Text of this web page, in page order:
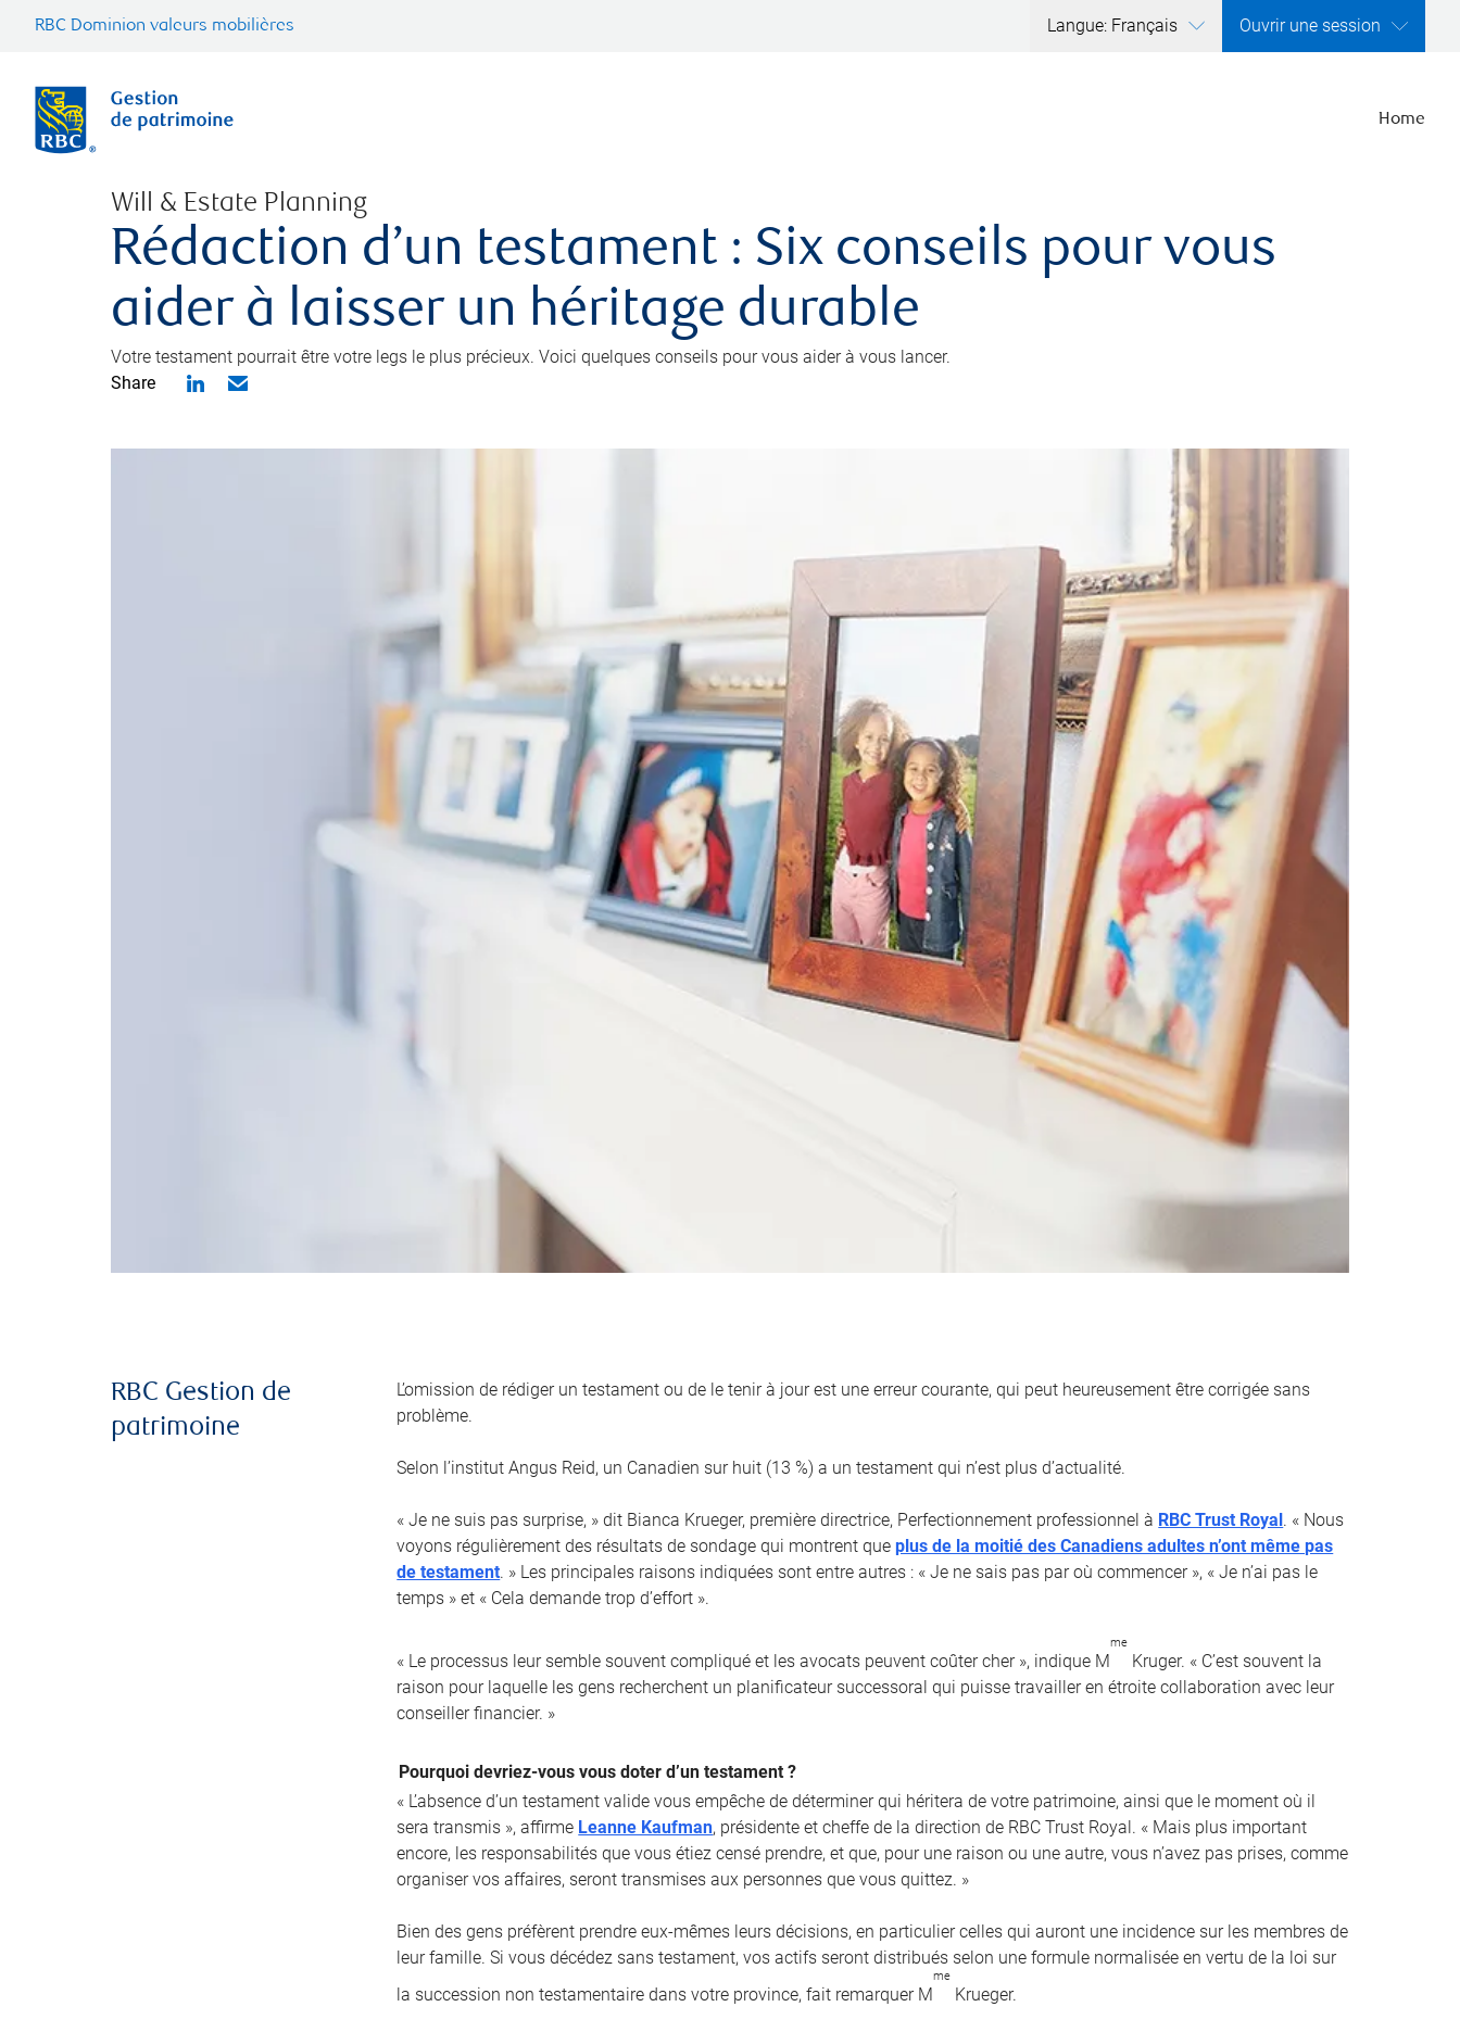
RBC Dominion valeurs mobilières Langue: Français Ouvrir une session
Home
Will & Estate Planning
Rédaction d’un testament : Six conseils pour vous
aider à laisser un héritage durable
Votre testament pourrait être votre legs le plus précieux. Voici quelques conseils pour vous aider à vous lancer.
Share
RBC Gestion de
patrimoine
L’omission de rédiger un testament ou de le tenir à jour est une erreur courante, qui peut heureusement être corrigée sans
problème.
Selon l’institut Angus Reid, un Canadien sur huit (13 %) a un testament qui n’est plus d’actualité.
« Je ne suis pas surprise, » dit Bianca Krueger, première directrice, Perfectionnement professionnel à RBC Trust Royal. « Nous
voyons régulièrement des résultats de sondage qui montrent queplus de la moitié des Canadiens adultes n’ont même pas
de testament. » Les principales raisons indiquées sont entre autres : « Je ne sais pas par où commencer », « Je n’ai pas le
temps » et « Cela demande trop d’effort ».
« Le processus leur semble souvent compliqué et les avocats peuvent coûter cher », indique M
me
Kruger. « C’est souvent la
raison pour laquelle les gens recherchent un planificateur successoral qui puisse travailler en étroite collaboration avec leur
conseiller financier. »
Pourquoi devriez-vous vous doter d’un testament ?
« L’absence d’un testament valide vous empêche de déterminer qui héritera de votre patrimoine, ainsi que le moment où il
sera transmis », affirme Leanne Kaufman, présidente et cheffe de la direction de RBC Trust Royal. « Mais plus important
encore, les responsabilités que vous étiez censé prendre, et que, pour une raison ou une autre, vous n’avez pas prises, comme
organiser vos affaires, seront transmises aux personnes que vous quittez. »
Bien des gens préfèrent prendre eux-mêmes leurs décisions, en particulier celles qui auront une incidence sur les membres de
leur famille. Si vous décédez sans testament, vos actifs seront distribués selon une formule normalisée en vertu de la loi sur
la succession non testamentaire dans votre province, fait remarquer M
me
Krueger.